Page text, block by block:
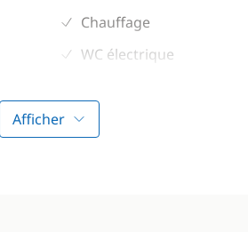
Chauffage
WC électrique
Afficher